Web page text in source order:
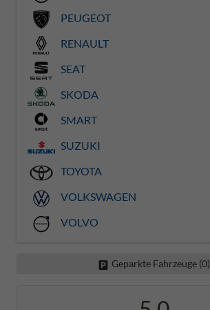
PEUGEOT
RENAULT
SEAT
SKODA
SMART
SUZUKI
TOYOTA
VOLKSWAGEN
VOLVO
Geparkte Fahrzeuge (0)